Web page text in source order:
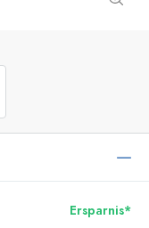
Ersparnis*